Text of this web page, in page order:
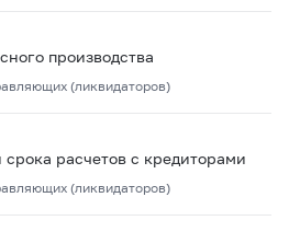
производства
(ликвидаторов)
расчетов с кредиторами
(ликвидаторов)